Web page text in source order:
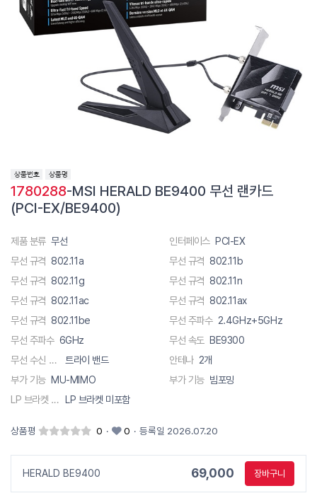
1780288-MSI HERALD BE9400 무선 랜카드
(PCI-EX/BE9400)
제품 분류 무선 인터페이스 PCI-EX
무선 규격 802.11a 무선 규격 802.11b
무선 규격 802.11g 무선 규격 802.11n
무선 규격 802.11ac 무선 규격 802.11ax
무선 규격 802.11be 무선 주파수 2.4GHz+5GHz
무선 주파수 6GHz 무선 속도 BE9300
무선 수신 채널
트라이 밴드 안테나 2개
부가 기능 MU-MIMO 부가 기능 빔포밍
LP 브라켓 유무 LP 브라켓 미포함
상품평 0 · 0 · 등록일 2026.07.20
HERALD BE9400 69,000 장바구니